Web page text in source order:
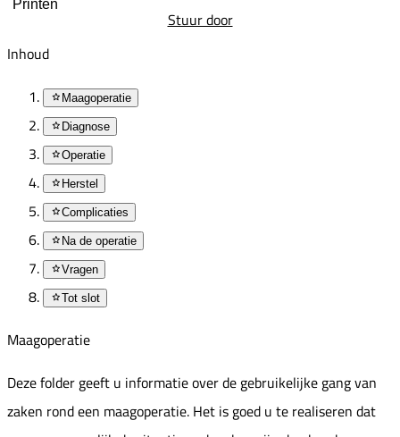
Printen
Stuur door
Inhoud
Maagoperatie
Diagnose
Operatie
Herstel
Complicaties
Na de operatie
Vragen
Tot slot
Maagoperatie
Deze folder geeft u informatie over de gebruikelijke gang van
zaken rond een maagoperatie. Het is goed u te realiseren dat